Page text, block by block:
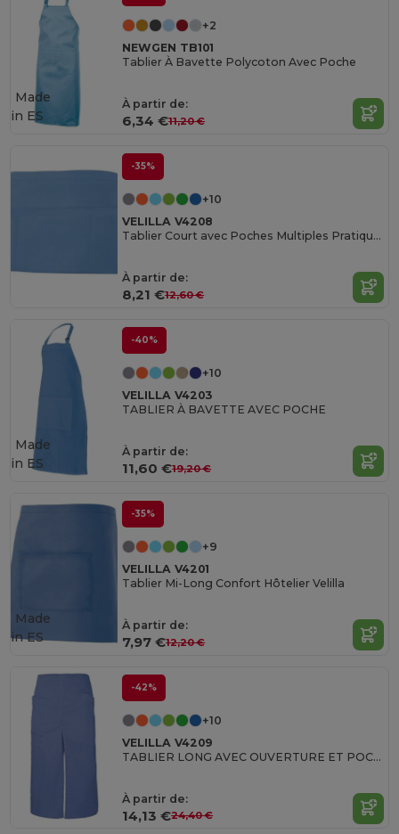
+2
NEWGEN TB101
Tablier À Bavette Polycoton Avec Poche
À partir de:
6,34 €11,20 €
Made
in ES
-35%
+10
VELILLA V4208
Tablier Court avec Poches Multiples Pratiques
À partir de:
8,21 €12,60 €
-40%
+10
VELILLA V4203
TABLIER À BAVETTE AVEC POCHE
À partir de:
11,60 €19,20 €
Made
in ES
-35%
+9
VELILLA V4201
Tablier Mi-Long Confort Hôtelier Velilla
À partir de:
7,97 €12,20 €
Made
in ES
-42%
+10
VELILLA V4209
TABLIER LONG AVEC OUVERTURE ET POCHES
À partir de:
14,13 €24,40 €